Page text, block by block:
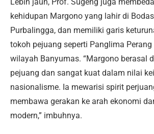
kehidupan Margono yang lahir di
Purbalingga, dan memiliki garis
tokoh pejuang seperti Panglima
wilayah Banyumas. “Margono berasal
pejuang dan sangat kuat dalam nilai
nasionalisme. Ia mewarisi spirit
membawa gerakan ke arah ekonomi
modern,” imbuhnya.